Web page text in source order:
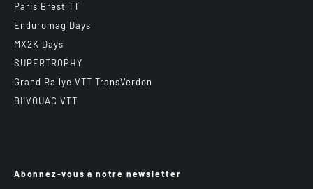
Paris Brest TT
Enduromag Days
MX2K Days
SUPERTROPHY
Grand Rallye VTT TransVerdon
BiiVOUAC VTT
Abonnez-vous à notre newsletter